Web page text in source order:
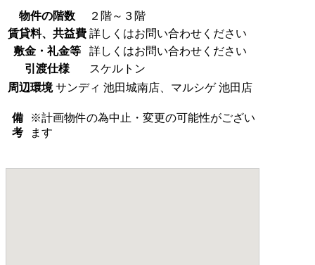
物件の階数
２階～３階
賃貸料、共益費 詳しくはお問い合わせください
敷金・礼金等
詳しくはお問い合わせください
引渡仕様
スケルトン
周辺環境 サンディ 池田城南店、マルシゲ 池田店
備
考
※計画物件の為中止・変更の可能性がござい
ます